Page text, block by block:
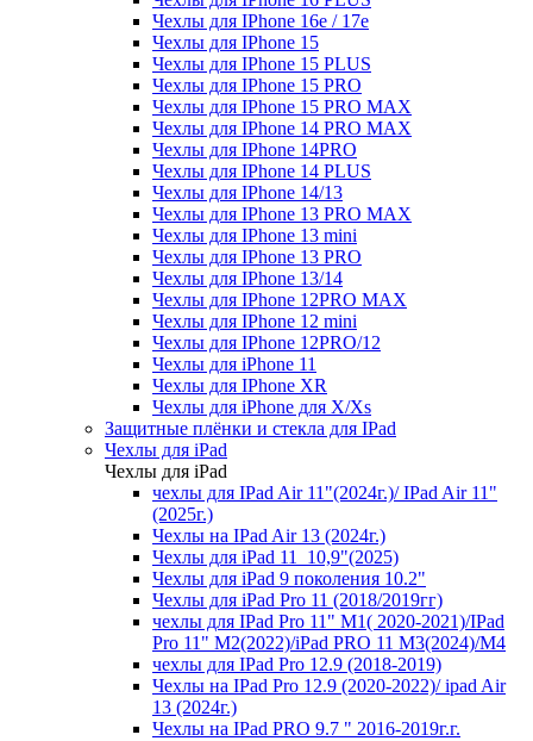
Чехлы для IPhone 16e / 17e
Чехлы для IPhone 15
Чехлы для IPhone 15 PLUS
Чехлы для IPhone 15 PRO
Чехлы для IPhone 15 PRO MAX
Чехлы для IPhone 14 PRO MAX
Чехлы для IPhone 14PRO
Чехлы для IPhone 14 PLUS
Чехлы для IPhone 14/13
Чехлы для IPhone 13 PRO MAX
Чехлы для IPhone 13 mini
Чехлы для IPhone 13 PRO
Чехлы для IPhone 13/14
Чехлы для IPhone 12PRO MAX
Чехлы для IPhone 12 mini
Чехлы для IPhone 12PRO/12
Чехлы для iPhone 11
Чехлы для IPhone XR
Чехлы для iPhone для X/Xs
Защитные плёнки и стекла для IPad
Чехлы для iPad
Чехлы для iPad
чехлы для IPad Air 11"(2024г.)/ IPad Air 11"
(2025г.)
Чехлы на IPad Air 13 (2024г.)
Чехлы для iPad 11_10,9"(2025)
Чехлы для iPad 9 поколения 10.2"
Чехлы для iPad Pro 11 (2018/2019гг)
чехлы для IPad Pro 11" М1( 2020-2021)/IPad
Pro 11" М2(2022)/iPad PRO 11 M3(2024)/M4
чехлы для IPad Pro 12.9 (2018-2019)
Чехлы на IPad Pro 12.9 (2020-2022)/ ipad Air
13 (2024г.)
Чехлы на IPad PRO 9.7 " 2016-2019г.г.